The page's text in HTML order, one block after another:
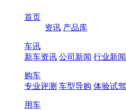
首页
资讯 产品库
车讯
新车资讯 公司新闻 行业新闻
购车
专业评测 车型导购 体验试驾
用车